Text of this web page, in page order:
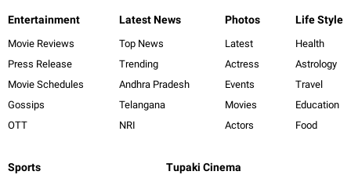
Entertainment
Movie Reviews
Press Release
Movie Schedules
Gossips
OTT
Latest News
Top News
Trending
Andhra Pradesh
Telangana
NRI
Photos
Latest
Actress
Events
Movies
Actors
Life Style
Health
Astrology
Travel
Education
Food
Sports Tupaki Cinema